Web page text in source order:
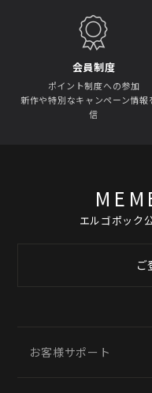
会員制度
ポイント制度への参加
新作や特別なキャンペーン情報
信
エルゴポック
ご
お客様サポート